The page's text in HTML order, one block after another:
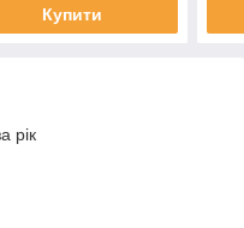
Купити
рік